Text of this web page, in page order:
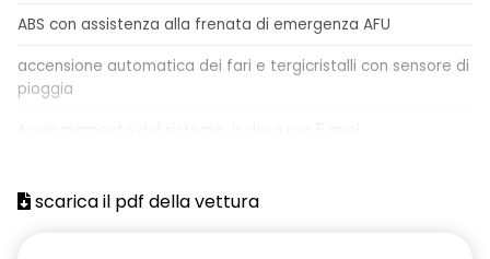
ABS con assistenza alla frenata di emergenza AFU
accensione automatica dei fari e tergicristalli con sensore di
pioggia
posteriori
scarica il pdf della vettura